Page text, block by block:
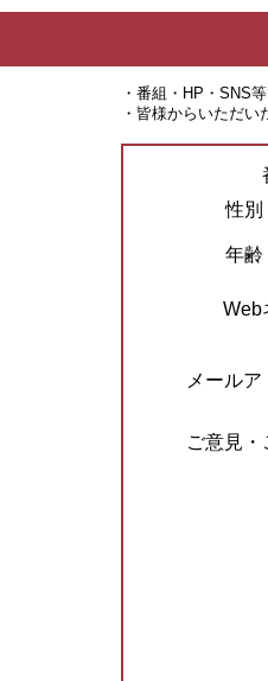
・番組・HP・SNS
・皆様からいただ
性別
年齢
Web
メールア
ご意見・